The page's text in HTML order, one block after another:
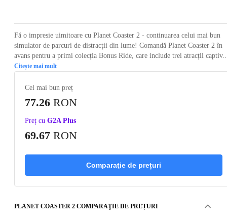
Fă o impresie uimitoare cu Planet Coaster 2 - continuarea celui mai bun
simulator de parcuri de distracții din lume! Comandă Planet Coaster 2 în
avans pentru a primi colecția Bonus Ride, care include trei atracții
Citește mai mult
Cel mai bun preț
77.26 RON
Preț cu G2A Plus
69.67 RON
Comparaţie de prețuri
PLANET COASTER 2 COMPARAŢIE DE PREȚURI